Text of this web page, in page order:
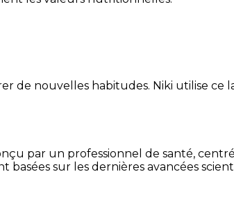
de nouvelles habitudes. Niki utilise ce
par un professionnel de santé,
sur les dernières avancées